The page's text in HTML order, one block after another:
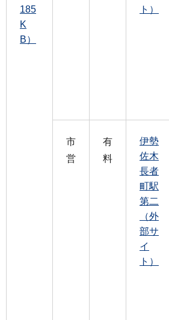
185
K
B）
ト）
市
営
有
料
伊勢
佐木
長者
町駅
第二
（外
部サ
イ
ト）